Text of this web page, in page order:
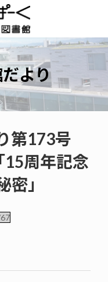
より
第173号
周年記念
」